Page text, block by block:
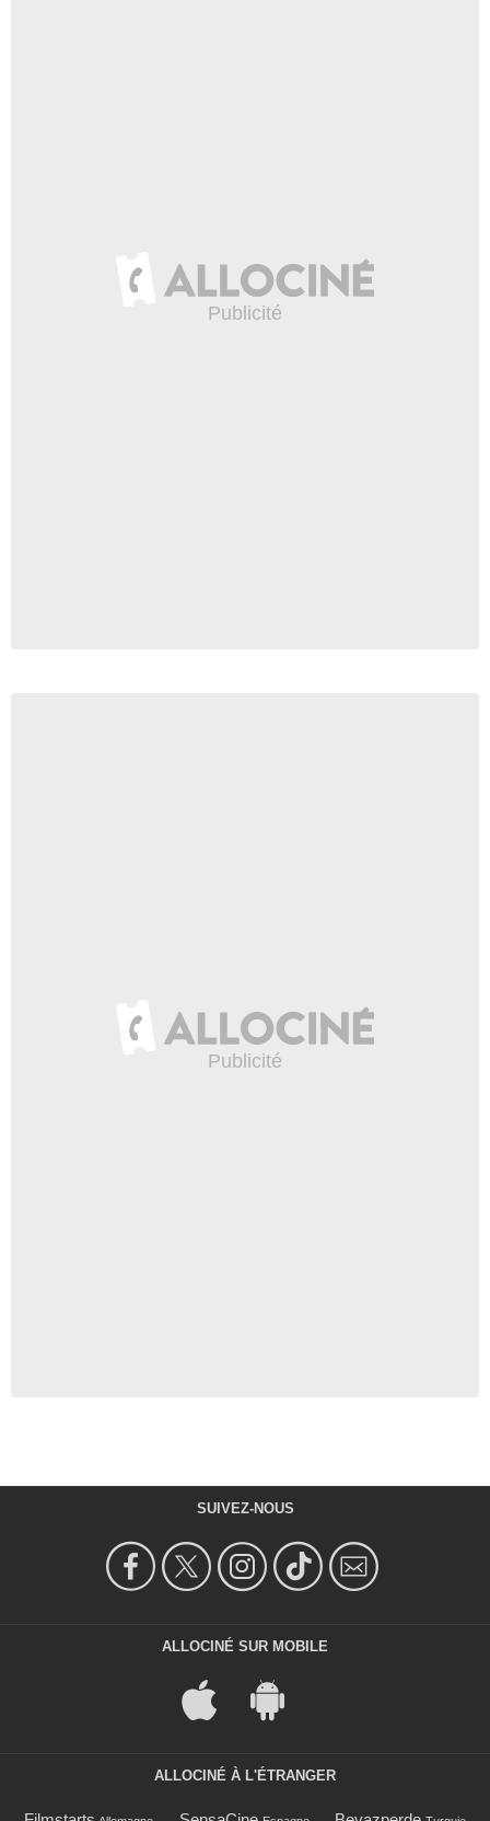
SUIVEZ-NOUS
ALLOCINÉ SUR MOBILE
ALLOCINÉ À L'ÉTRANGER